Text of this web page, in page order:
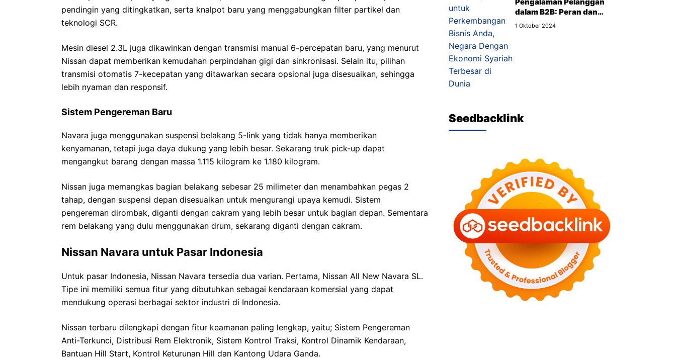
pendingin yang ditingkatkan, serta knalpot baru yang menggabungkan filter partikel dan
teknologi SCR.
Mesin diesel 2.3L juga dikawinkan dengan transmisi manual 6-percepatan baru, yang menurut
Nissan dapat memberikan kemudahan perpindahan gigi dan sinkronisasi. Selain itu, pilihan
transmisi otomatis 7-kecepatan yang ditawarkan secara opsional juga disesuaikan, sehingga
lebih nyaman dan responsif.
Sistem Pengereman Baru
Navara juga menggunakan suspensi belakang 5-link yang tidak hanya memberikan
kenyamanan, tetapi juga daya dukung yang lebih besar. Sekarang truk pick-up dapat
mengangkut barang dengan massa 1.115 kilogram ke 1.180 kilogram.
Nissan juga memangkas bagian belakang sebesar 25 milimeter dan menambahkan pegas 2
tahap, dengan suspensi depan disesuaikan untuk mengurangi upaya kemudi. Sistem
pengereman dirombak, diganti dengan cakram yang lebih besar untuk bagian depan. Sementara
rem belakang yang dulu menggunakan drum, sekarang diganti dengan cakram.
Nissan Navara untuk Pasar Indonesia
Untuk pasar Indonesia, Nissan Navara tersedia dua varian. Pertama, Nissan All New Navara SL.
Tipe ini memiliki semua fitur yang dibutuhkan sebagai kendaraan komersial yang dapat
mendukung operasi berbagai sektor industri di Indonesia.
Nissan terbaru dilengkapi dengan fitur keamanan paling lengkap, yaitu; Sistem Pengereman
Anti-Terkunci, Distribusi Rem Elektronik, Sistem Kontrol Traksi, Kontrol Dinamik Kendaraan,
Bantuan Hill Start, Kontrol Keturunan Hill dan Kantong Udara Ganda.
dalam B2B: Peran dan
Manfaat yang Wajib Kamu
1 Oktober 2024
Seedbacklink